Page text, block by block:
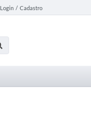
Login / Cadastro